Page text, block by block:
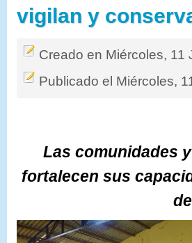
vigilan y
Creado en Miércoles, 11
Publicado el Miércoles,
Las comunidades
fortalecen sus